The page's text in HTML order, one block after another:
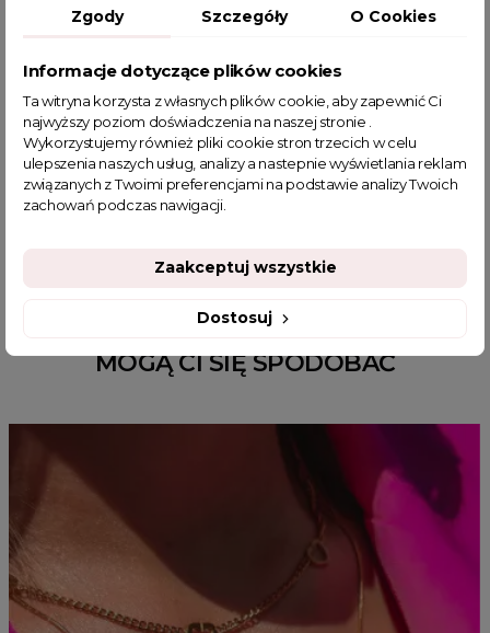
POWIĄZANE TAGI
bluzka sweterkowa czarna bluzka
bluzka oversize
bluzki plus size
bluzki z cyrkoniami
sklep z odzieżą damską
fajne bluzki
fajne bluzki damskie
MOGĄ CI SIĘ SPODOBAĆ
Zgody Szczegóły O Cookies
Informacje dotyczące plików cookies
Ta witryna korzysta z własnych plików cookie, aby zapewnić Ci
najwyższy poziom doświadczenia na naszej stronie .
Wykorzystujemy również pliki cookie stron trzecich w celu
ulepszenia naszych usług, analizy a nastepnie wyświetlania reklam
związanych z Twoimi preferencjami na podstawie analizy Twoich
zachowań podczas nawigacji.
Dostosuj
Zaakceptuj wszystkie